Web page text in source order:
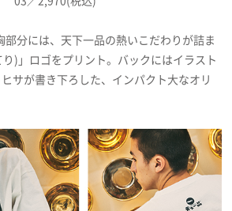
部分には、天下一品の熱いこだわりが詰ま
り)」ロゴをプリント。バックにはイラスト
サが書き下ろした、インパクト大なオリ